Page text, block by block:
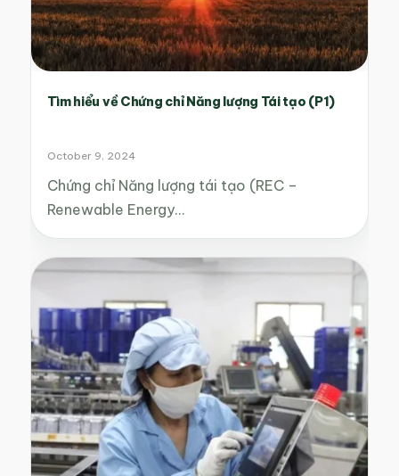
Tìm hiểu về Chứng chỉ Năng lượng Tái tạo (P1)
October 9, 2024
Chứng chỉ Năng lượng tái tạo (REC –
Renewable Energy…